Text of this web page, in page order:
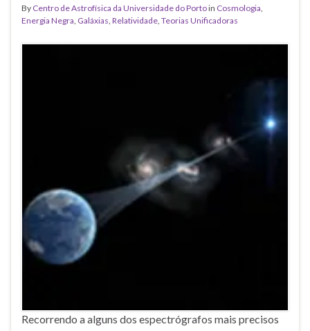
By Centro de Astrofísica da Universidade do Portoin Cosmologia,
Energia Negra, Galáxias, Relatividade, Teorias Unificadoras
Recorrendo a alguns dos espectrógrafos mais precisos